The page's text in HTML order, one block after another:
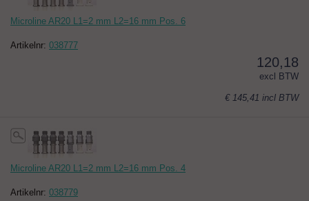
Microline AR20 L1=2 mm L2=16 mm Pos. 6
Artikelnr: 038777
120,18
excl BTW
€ 145,41 incl BTW
Microline AR20 L1=2 mm L2=16 mm Pos. 4
Artikelnr: 038779